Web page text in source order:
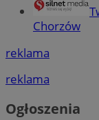
Chorzów
reklama
reklama
Ogłoszenia